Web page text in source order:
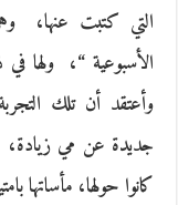
التي كتبت عنها،
‬الأسبوعية‮ “‬، ‮ ‬ولها
وأعتقد أن تلك
جديدة عن مي زيادة،
كانوا حولها، مأساتها